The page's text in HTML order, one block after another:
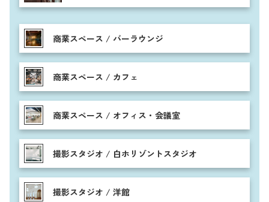
す。テーブル席やカウンター、個室など多彩な空間を活用
で幅広い雰囲気に対応できます。
商業スペース / バーラウンジ
商業スペース / カフェ
商業スペース / オフィス・会議室
撮影スタジオ / 白ホリゾントスタジオ
撮影スタジオ / 洋館